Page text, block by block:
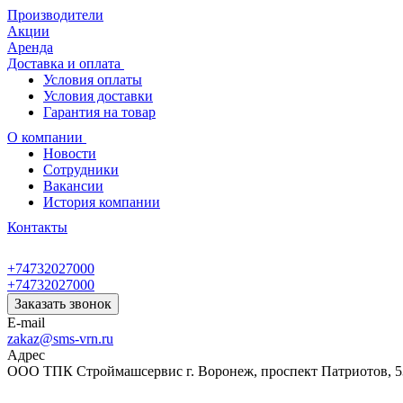
Производители
Акции
Аренда
Доставка и оплата
Условия оплаты
Условия доставки
Гарантия на товар
О компании
Новости
Сотрудники
Вакансии
История компании
Контакты
+74732027000
+74732027000
Заказать звонок
E-mail
zakaz@sms-vrn.ru
Адрес
ООО ТПК Строймашсервис г. Воронеж, проспект Патриотов,